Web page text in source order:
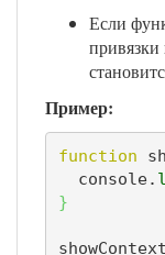
Если
привязки
Пример:
function
  console.
}
showContext